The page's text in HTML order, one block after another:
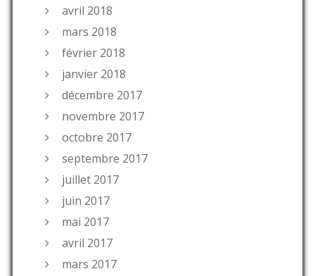
avril 2018
mars 2018
février 2018
janvier 2018
décembre 2017
novembre 2017
octobre 2017
septembre 2017
juillet 2017
juin 2017
mai 2017
avril 2017
mars 2017